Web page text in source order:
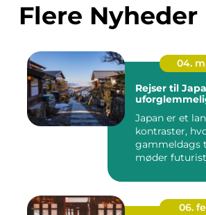
Flere Nyheder
04.
Rejser til
Japan er et
kontraster,
gammeldags
møder
06.